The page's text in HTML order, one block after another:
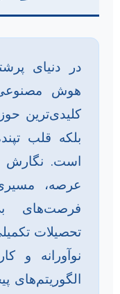
در دنیای
کلیدی‌ترین
بلکه قلب
است. نگارش
عرصه،
فرصت‌های
تحصیلات
نوآورانه و
الگوریتم‌های